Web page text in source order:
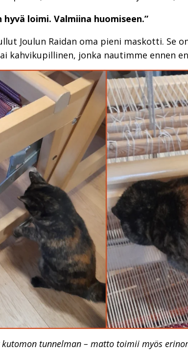
hyvä loimi. Valmiina huomiseen.”
Joulun Raidan oma pieni maskotti. Se
kahvikupillinen, jonka nautimme ennen
kutomon tunnelman – matto toimii myös